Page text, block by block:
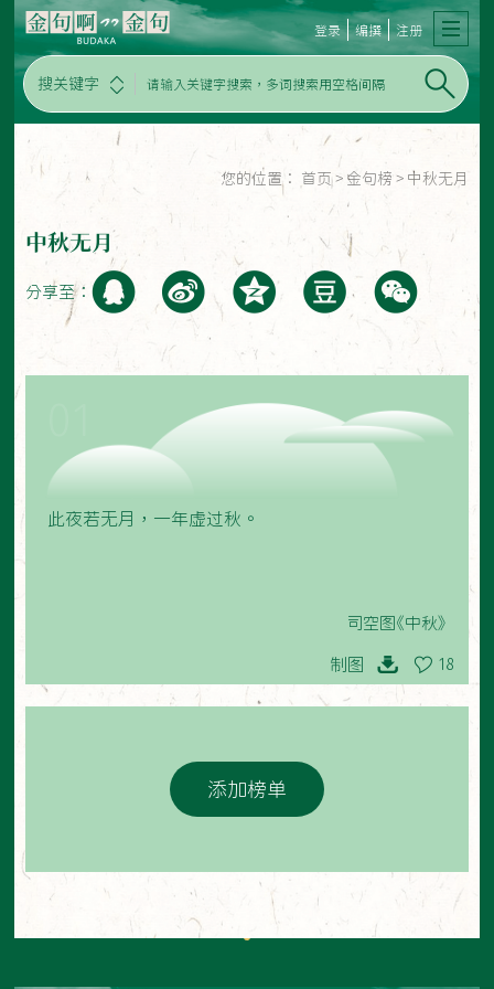
搜关键字
登录 编撰 注册
您的位置： 首页 > 金句榜 > 中秋无月
中秋无月
分享至：
此夜若无月，一年虚过秋。
司空图《中秋》
制图 18
添加榜单